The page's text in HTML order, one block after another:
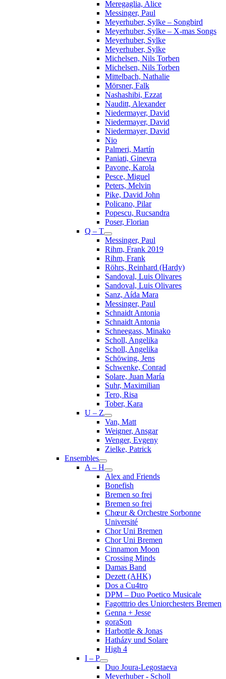
Meregaglia, Alice
Messinger, Paul
Meyerhuber, Sylke – Songbird
Meyerhuber, Sylke – X-mas Songs
Meyerhuber, Sylke
Meyerhuber, Sylke
Michelsen, Nils Torben
Michelsen, Nils Torben
Mittelbach, Nathalie
Mörsner, Falk
Nashashibi, Ezzat
Nauditt, Alexander
Niedermayer, David
Niedermayer, David
Niedermayer, David
Nio
Palmeri, Martín
Paniati, Ginevra
Pavone, Karola
Pesce, Miguel
Peters, Melvin
Pike, David John
Policano, Pilar
Popescu, Rucsandra
Poser, Florian
Q – T
Messinger, Paul
Rihm, Frank 2019
Rihm, Frank
Röhrs, Reinhard (Hardy)
Sandoval, Luis Olivares
Sandoval, Luis Olivares
Sanz, Aída Mara
Messinger, Paul
Schnaidt Antonia
Schnaidt Antonia
Schneegass, Minako
Scholl, Angelika
Scholl, Angelika
Schöwing, Jens
Schwenke, Conrad
Solare, Juan María
Suhr, Maximilian
Tero, Risa
Tober, Kara
U – Z
Van, Matt
Weigner, Ansgar
Wenger, Evgeny
Zielke, Patrick
Ensembles
A – H
Alex and Friends
Bonefish
Bremen so frei
Bremen so frei
Chœur & Orchestre Sorbonne
Université
Chor Uni Bremen
Chor Uni Bremen
Cinnamon Moon
Crossing Minds
Damas Band
Dezett (AHK)
Dos a Cu4tro
DPM – Duo Poetico Musicale
Fagotttrio des Uniorchesters Bremen
Genna + Jesse
goraSon
Harbottle & Jonas
Hatházy und Solare
High 4
I – P
Duo Joura-Legostaeva
Meyerhuber - Scholl